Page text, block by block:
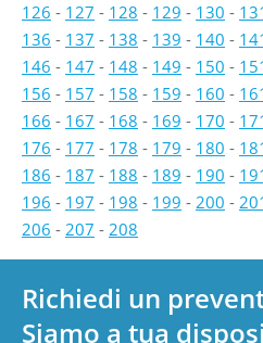
126 - 127 - 128 - 129 - 130 -
136 - 137 - 138 - 139 - 140 -
146 - 147 - 148 - 149 - 150 -
156 - 157 - 158 - 159 - 160 -
166 - 167 - 168 - 169 - 170 -
176 - 177 - 178 - 179 - 180 -
186 - 187 - 188 - 189 - 190 -
196 - 197 - 198 - 199 - 200 -
206 - 207 - 208
Richiedi un
Siamo a tua